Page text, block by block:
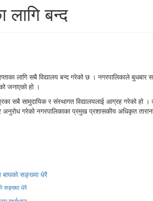
लागि बन्द
लागि सबै विद्यालय बन्द गरेको छ । नगरपालिकाले बुधबार
जनाएको हो ।
सामुदायिक र संस्थागत विद्यालयलाई आग्रह गरेको हो ।
अनुरोध गरेको नगरपालिकाका प्रमुख प्रशासकीय अधिकृत
सङ्ख्या धेरै